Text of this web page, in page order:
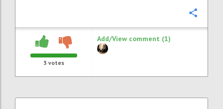
3 votes
Add/View comment (1)